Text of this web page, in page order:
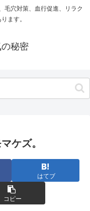
毛穴対策、血行促進、リラク
ます。
秘密
ケズ。
はてブ
コピー